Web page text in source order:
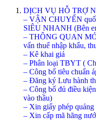
DỊCH VỤ HỖ TRỢ
– VẬN CHUYỂN
SIÊU NHANH (Bên
– THÔNG QUAN
vấn thuế nhập khẩu,
– Kê khai giá
– Phân loại TBYT (
– Công bố tiêu chuẩn
– Đăng ký Lưu hành
– Công bố đủ điều
vào thầu)
– Xin giấy phép
– Xin cấp mã hãng